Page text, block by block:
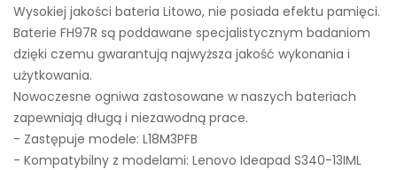
Wysokiej jakości bateria Litowo, nie posiada efektu pamięci.
Baterie FH97R są poddawane specjalistycznym badaniom
dzięki czemu gwarantują najwyższa jakość wykonania i
użytkowania.
Nowoczesne ogniwa zastosowane w naszych bateriach
zapewniają długą i niezawodną prace.
- Zastępuje modele: L18M3PFB
- Kompatybilny z modelami: Lenovo Ideapad S340-13IML